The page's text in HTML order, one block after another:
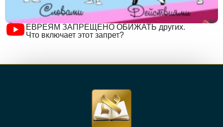
ЕВРЕЯМ ЗАПРЕЩЕНО ОБИЖАТЬ других.
Что включает этот запрет?